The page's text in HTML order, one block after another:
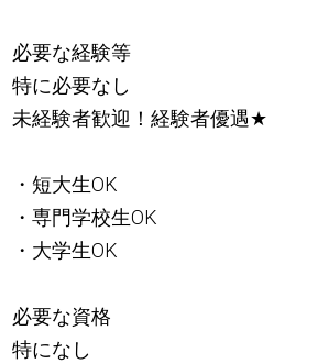
必要な経験等
特に必要なし
未経験者歓迎！経験者優遇★
・短大生OK
・専門学校生OK
・大学生OK
必要な資格
特になし